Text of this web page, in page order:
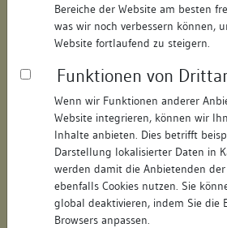
Bereiche der Website am besten
was wir noch verbessern können,
Website fortlaufend zu steigern.
Funktionen von
Wenn wir Funktionen anderer
Website integrieren, können wir
Inhalte anbieten. Dies betrifft
Darstellung lokalisierter Daten in
werden damit die Anbietenden
ebenfalls Cookies nutzen. Sie
global deaktivieren, indem Sie die
Browsers anpassen.
Straße:
Hausnummer: 1
Postleitzahl: 78464
Stadt-Teilort:
Regierungsbezirk:
Wohnplatzschlüssel: